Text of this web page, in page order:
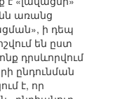
առանց
ի դեպ
են ըստ
դրսևորվում
ընդունման
է, որ